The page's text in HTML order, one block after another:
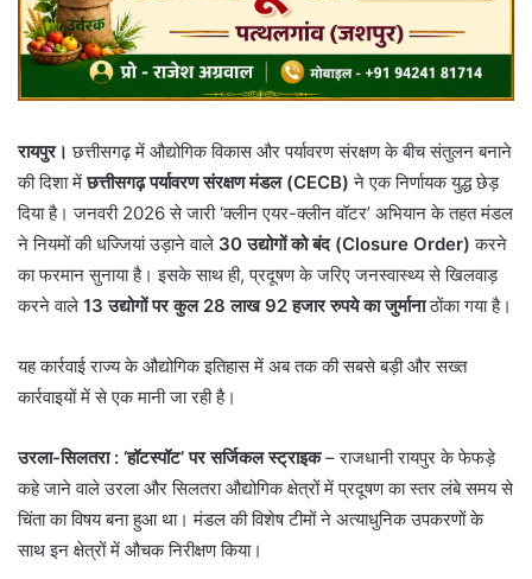
रायपुर। छत्तीसगढ़ में औद्योगिक विकास और पर्यावरण संरक्षण के बीच संतुलन बनाने
की दिशा मेंछत्तीसगढ़ पर्यावरण संरक्षण मंडल (CECB) ने एक निर्णायक युद्ध छेड़
दिया है। जनवरी 2026 से जारी ‘क्लीन एयर-क्लीन वॉटर’ अभियान के तहत मंडल
ने नियमों की धज्जियां उड़ाने वाले 30 उद्योगों को बंद (Closure Order) करने
का फरमान सुनाया है। इसके साथ ही, प्रदूषण के जरिए जनस्वास्थ्य से खिलवाड़
करने वाले 13 उद्योगों पर कुल 28 लाख 92 हजार रुपये का जुर्मानाठोंका गया है।
​यह कार्रवाई राज्य के औद्योगिक इतिहास में अब तक की सबसे बड़ी और सख्त
कार्रवाइयों में से एक मानी जा रही है।
उरला-सिलतरा : ‘हॉटस्पॉट’ पर सर्जिकल स्ट्राइक– राजधानी रायपुर के फेफड़े
कहे जाने वाले उरला और सिलतरा औद्योगिक क्षेत्रों में प्रदूषण का स्तर लंबे समय से
चिंता का विषय बना हुआ था। मंडल की विशेष टीमों ने अत्याधुनिक उपकरणों के
साथ इन क्षेत्रों में औचक निरीक्षण किया।